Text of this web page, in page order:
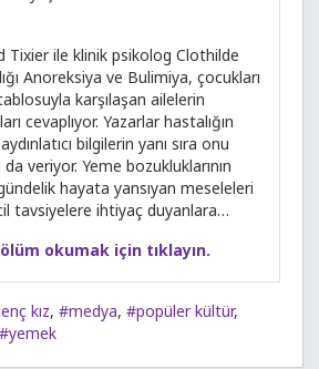
Tixier ile klinik psikolog Clothilde
Anoreksiya ve Bulimiya, çocukları
karşılaşan ailelerin
cevaplıyor. Yazarlar hastalığın
bilgilerin yanı sıra onu
da veriyor. Yeme bozukluklarının
hayata yansıyan meseleleri
tavsiyelere ihtiyaç duyanlara…
okumak için tıklayın.
kız, #medya, #popüler kültür,
#yemek